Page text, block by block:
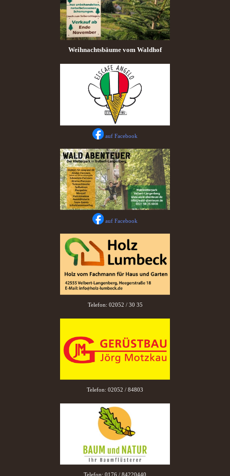
auf Facebook
Weihnachtsbäume vom Waldhof
auf Facebook
Telefon: 02052 / 30 35
Telefon: 02052 / 84803
Telefon: 0176 / 84220440